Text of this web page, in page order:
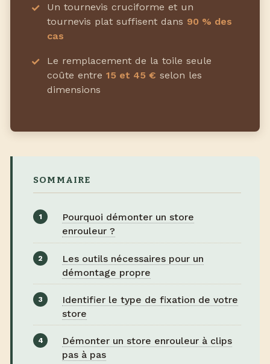
Un tournevis cruciforme et un
tournevis plat suffisent dans 90 % des
cas
Le remplacement de la toile seule
coûte entre15 et 45 € selon les
dimensions
SOMMAIRE
Pourquoi démonter un store
enrouleur ?
Les outils nécessaires pour un
démontage propre
Identifier le type de fixation de votre
store
Démonter un store enrouleur à clips
pas à pas